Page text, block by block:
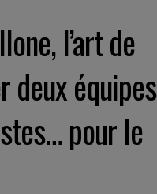
l’art de
deux équipes
pour le